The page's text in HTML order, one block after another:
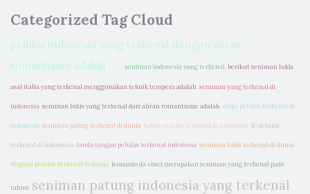
Categorized Tag Cloud
pelukis indonesia yang terkenal dengan aliran
romantisme adalah ..... seniman indonesia yang terkenal berikut seniman lukis
asal italia yang terkenal menggunakan teknik tempera adalah seniman yang terkenal di
indonesia seniman lukis yang terkenal dari aliran romantisme adalah siapa pelukis terkenal di
indonesia seniman paling terkenal di dunia tokoh pelukis terkenal di indonesia 10 pelukis
terkenal di indonesia tanda tangan pelukis terkenal indonesia seniman lukis terkenal di dunia
biografi pelukis terkenal di dunia leonardo da vinci merupakan seniman yang terkenal pada
tahun seniman patung indonesia yang terkenal